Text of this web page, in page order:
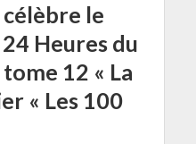
le
Heures du
12 « La
« Les 100